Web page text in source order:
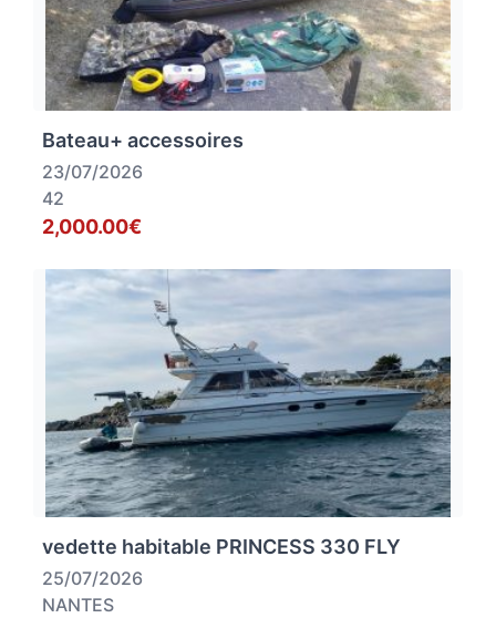
Bateau+ accessoires
23/07/2026
42
2,000.00€
vedette habitable PRINCESS 330 FLY
25/07/2026
NANTES